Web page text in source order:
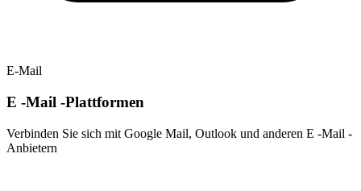
E-Mail
E -Mail -Plattformen
Verbinden Sie sich mit Google Mail, Outlook und anderen E -Mail -
Anbietern